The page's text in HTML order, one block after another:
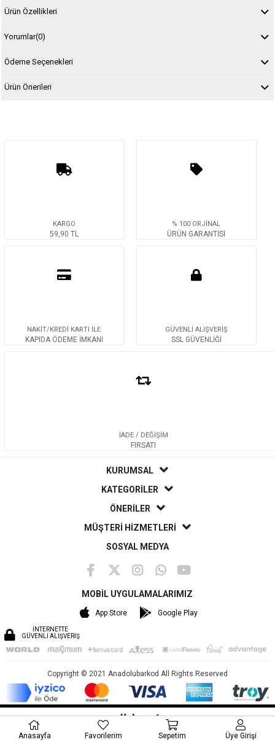
Ürün Özellikleri
Yorumlar(0)
Ödeme Seçenekleri
Ürün Önerileri
KARGO
59,90 TL
% 100 ORJİNAL
ÜRÜN GARANTİSİ
NAKİT/KREDİ KARTI İLE
KAPIDA ÖDEME İMKANI
GÜVENLİ ALIŞVERİŞ
SSL GÜVENLİĞİ
İADE / DEĞİŞİM
FIRSATI
KURUMSAL
KATEGORİLER
ÖNERİLER
MÜŞTERİ HİZMETLERİ
SOSYAL MEDYA
MOBİL UYGULAMALARIMIZ
App Store Google Play
İNTERNETTE
GÜVENLİ ALIŞVERİŞ
Copyright © 2021 Anadolubarkod All Rights Reserved
Anasayfa Favorilerim Sepetim Üye Girişi
', 'ecomm_pagetype': 'product', 'ecomm_prodid': '328',
'ecomm_category': 'Godex Yazıcılar', 'ecomm_totalvalue': 31378.76 });